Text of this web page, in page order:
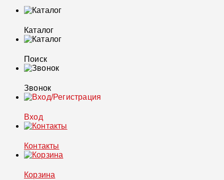
Каталог
Поиск
Звонок
Вход
Контакты
Корзина